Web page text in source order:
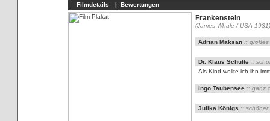
Filmdetails | Bewertungen
Frankenstein
(James Whale / USA 1931)
Adrian Maksan ::
Dr. Klaus Schulte ::
Als Kind wollte ich ihn
Ingo Taubensee :: ganz
Julika Königs :: schöner